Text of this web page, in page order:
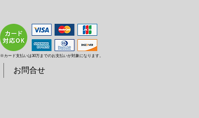
※カード支払いは30万までのお支払いが対象になります。
お問合せ